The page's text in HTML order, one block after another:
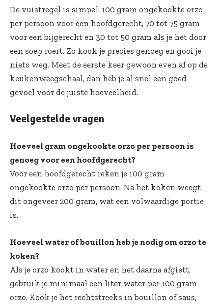
De vuistregel is simpel: 100 gram ongekookte orzo
per persoon voor een hoofdgerecht, 70 tot 75 gram
voor een bijgerecht en 30 tot 50 gram als je het door
een soep roert. Zo kook je precies genoeg en gooi je
niets weg. Meet de eerste keer gewoon even af op de
keukenweegschaal, dan heb je al snel een goed
gevoel voor de juiste hoeveelheid.
Veelgestelde vragen
Hoeveel gram ongekookte orzo per persoon is
genoeg voor een hoofdgerecht?
Voor een hoofdgerecht reken je 100 gram
ongekookte orzo per persoon. Na het koken weegt
dit ongeveer 200 gram, wat een volwaardige portie
is.
Hoeveel water of bouillon heb je nodig om orzo te
koken?
Als je orzo kookt in water en het daarna afgiett,
gebruik je minimaal een liter water per 100 gram
orzo. Kook je het rechtstreeks in bouillon of saus,